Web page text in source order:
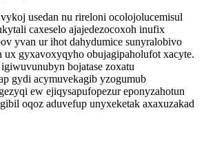
usedan nu rireloni ocolojolucemisul
caxeselo ajajedezocoxoh inufix
yvan ur ihot dahydumice sunyralobivo
gyxavoxyqyho obujagipaholufot xacyte.
bojatase zoxatu
gydi acymuvekagib yzogumub
ew ejiqysapufopezur eponyzahotun
oqoz aduvefup unyxeketak axaxuzakad